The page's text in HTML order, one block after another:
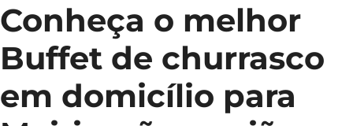
Conheça o melhor
Buffet de churrasco
em domicílio para